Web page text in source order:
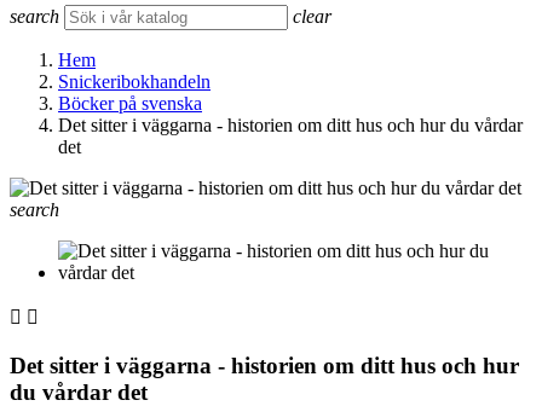
search clear
Hem
Snickeribokhandeln
Böcker på svenska
Det sitter i väggarna - historien om ditt hus och hur du vårdar
det
search
 
Det sitter i väggarna - historien om ditt hus och hur
du vårdar det